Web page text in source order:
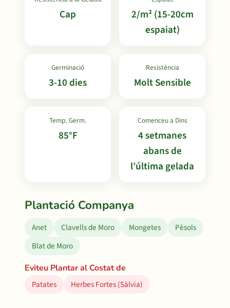
Cap
2/m² (15-20cm
espaiat)
Germinació
3-10 dies
Resistència
Molt Sensible
Temp. Germ.
85°F
Comenceu a Dins
4 setmanes
abans de
l’última gelada
Plantació Companya
Anet Clavells de Moro Mongetes
Pèsols
Blat de Moro
Eviteu Plantar al Costat de
Patates
Herbes Fortes (Sàlvia)